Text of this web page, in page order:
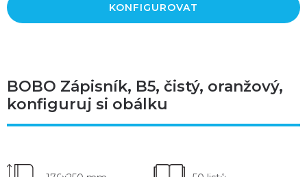
KONFIGUROVAT
BOBO Zápisník, B5, čistý, oranžový,
konfiguruj si obálku